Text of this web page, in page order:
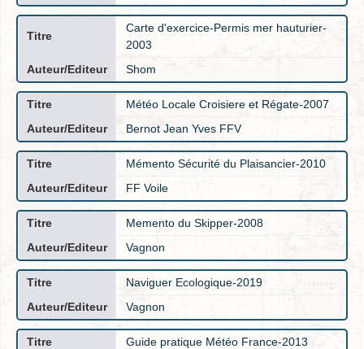
Carte d'exercice-Permis mer hauturier-
2003
Shom
Météo Locale Croisiere et Régate-2007
Bernot Jean Yves FFV
Mémento Sécurité du Plaisancier-2010
FF Voile
Memento du Skipper-2008
Vagnon
Naviguer Ecologique-2019
Vagnon
Guide pratique Météo France-2013